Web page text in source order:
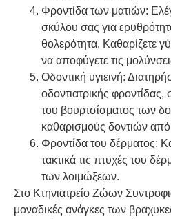
Φροντίδα των ματιών:
σκύλου σας για
θολερότητα. Καθαρίζετε
να αποφύγετε τις
Οδοντική υγιεινή:
οδοντιατρικής
του βουρτσίσματος των
καθαρισμούς δοντιών από
Φροντίδα του δέρματος:
τακτικά τις πτυχές του
των λοιμώξεων.
Στο Κτηνιατρείο Ζώων
μοναδικές ανάγκες των